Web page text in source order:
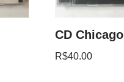
CD Chicago
R$40.00